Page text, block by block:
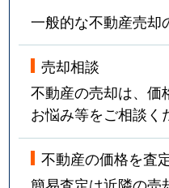
一般的な不動産売却
売却相談
不動産の売却は、価
お悩み等をご相談く
不動産の価格を査